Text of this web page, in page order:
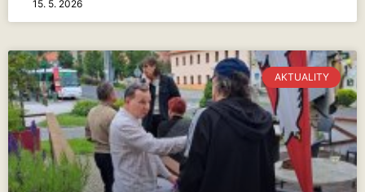
15. 5. 2026
AKTUALITY